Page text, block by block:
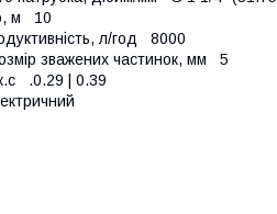
м 10
л/год 8000
зважених частинок, мм 5
.0.29 | 0.39